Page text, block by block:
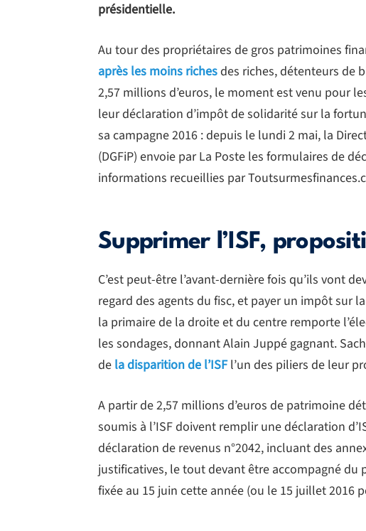
présidentielle.
Au tour des propriétaires de gros patrimoines
après les moins richesdes riches, détenteurs de
2,57 millions d’euros, le moment est venu pour
leur déclaration d’impôt de solidarité sur la
sa campagne 2016 : depuis le lundi 2 mai, la
(DGFiP) envoie par La Poste les formulaires de
informations recueillies par
Supprimer l’ISF,
C’est peut-être l’avant-dernière fois qu’ils vont
regard des agents du fisc, et payer un impôt sur
la primaire de la droite et du centre remporte
les sondages, donnant Alain Juppé gagnant.
de la disparition de l’ISFl’un des piliers de leur
A partir de 2,57 millions d’euros de patrimoine
soumis à l’ISF doivent remplir une déclaration
déclaration de revenus n°2042, incluant des
justificatives, le tout devant être accompagné du
fixée au 15 juin cette année (ou le 15 juillet 2016